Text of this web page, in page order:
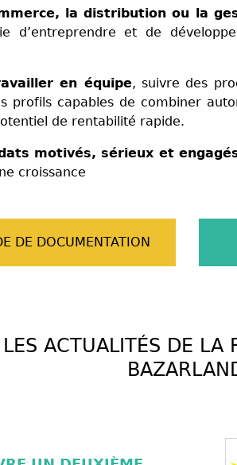
la distribution ou la
d’entreprendre et de
en équipe, suivre des
profils capables de combiner
de rentabilité rapide.
motivés, sérieux et
croissance
DE DOCUMENTATION
LES ACTUALITÉS DE LA